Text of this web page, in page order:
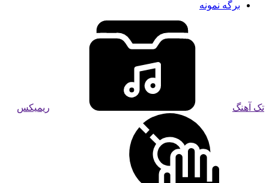
برگه نمونه
تک آهنگ ریمیکس